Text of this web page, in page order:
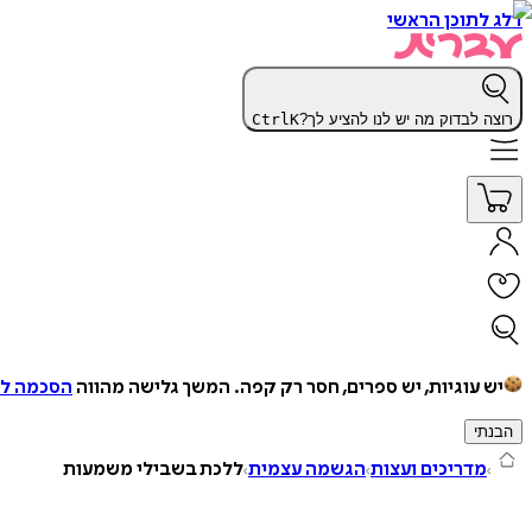
דלג לתוכן הראשי
רוצה לבדוק מה יש לנו להציע לך? CtrlK
יש עוגיות, יש ספרים, חסר רק קפה. המשך גלישה מהווה הסכמה
הבנתי
מדריכים ועצות הגשמה עצמית ללכת בשבילי משמעות